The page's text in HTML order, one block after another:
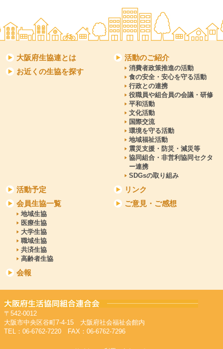
大阪府生協連とは
お近くの生協を探す
活動のご紹介
消費者政策推進の活動
食の安全・安心を守る活動
行政との連携
役職員や組合員の会議・研修
平和活動
文化活動
国際交流
環境を守る活動
地域福祉活動
震災支援・防災・減災等
協同組合・非営利協同セクタ
ー連携
SDGsの取り組み
活動予定
会員生協一覧
地域生協
医療生協
大学生協
職域生協
共済生協
高齢者生協
会報
リンク
ご意見・ご感想
〒542-0012
大阪市中央区谷町7-4-15 大阪府社会福祉会館内
TEL：06-6762-7220 FAX：06-6762-7296